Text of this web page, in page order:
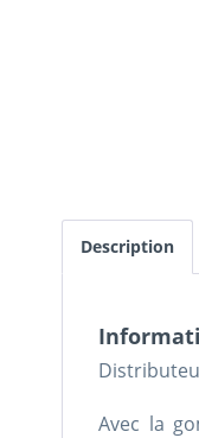
Description
Avec la